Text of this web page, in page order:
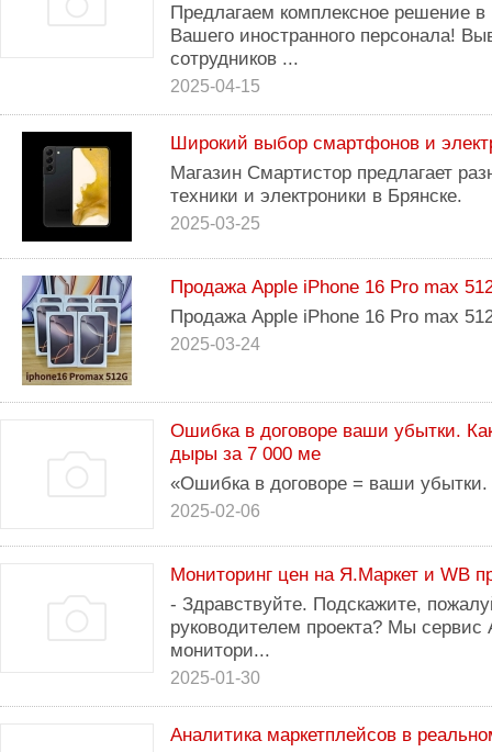
Предлагаем комплексное решение в
Вашего иностранного персонала!
сотрудников ...
2025-04-15
Широкий выбор смартфонов и
Магазин Смартистор предлагает
техники и электроники в Брянске.
2025-03-25
Продажа Apple iPhone 16 Pro max
Продажа Apple iPhone 16 Pro max
2025-03-24
Ошибка в договоре ваши убытки.
дыры за 7 000 ме
«Ошибка в договоре = ваши убытки.
2025-02-06
Мониторинг цен на Я.Маркет и WB
- Здравствуйте. Подскажите,
руководителем проекта? Мы
монитори...
2025-01-30
Аналитика маркетплейсов в